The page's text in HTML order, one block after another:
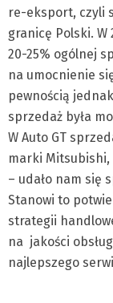
re-eksport, czyli
granicę Polski. W
20-25% ogólnej
na umocnienie
pewnością
sprzedaż była
W Auto GT
marki Mitsubishi,
– udało nam się
Stanowi to
strategii
na jakości
najlepszego